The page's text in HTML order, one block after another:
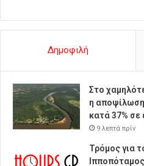
Δημοφιλή
Στο
η
κατά 37% σε
9 λεπτά πρίν
Τρόμος για